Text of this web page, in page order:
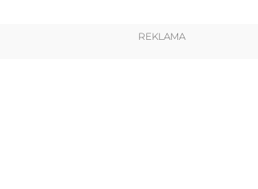
REKLAMA